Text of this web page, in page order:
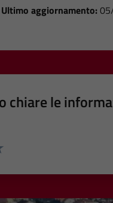
Ultimo aggiornamento:
chiare le